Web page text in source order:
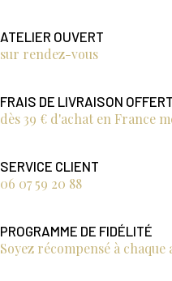
ATELIER OUVERT
sur rendez-vous
FRAIS DE LIVRAISON OFFERT
dès 39 € d'achat en France
SERVICE CLIENT
06 07 59 20 88
PROGRAMME DE FIDÉLITÉ
Soyez récompensé à chaque